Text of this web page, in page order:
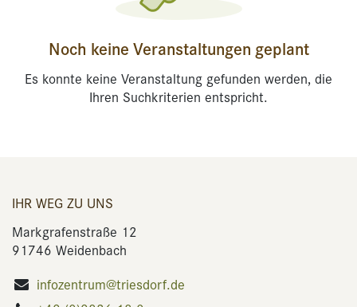
Noch keine Veranstaltungen geplant
Es konnte keine Veranstaltung gefunden werden, die
Ihren Suchkriterien entspricht.
IHR WEG ZU UNS
Markgrafenstraße 12
91746 Weidenbach
infozentrum@triesdorf.de